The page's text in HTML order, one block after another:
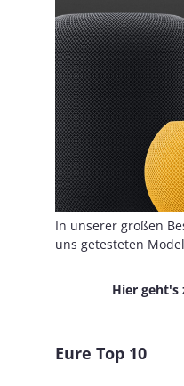
In unserer großen
uns getesteten
Hier geht's
Eure Top 10